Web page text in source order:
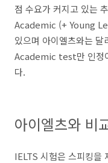
점 수요가커지고 있는
Academic (+ Young
있으며 아이엘츠와는
Academic test만 인정
다.
아이엘츠와 비
IELTS 시험은 스피킹